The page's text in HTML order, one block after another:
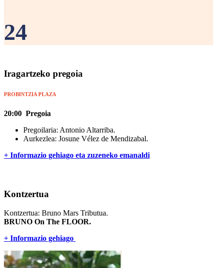
24
Iragartzeko pregoia
PROBINTZIA PLAZA
20:00 Pregoia
Pregoilaria: Antonio Altarriba.
Aurkezlea: Josune Vélez de Mendizabal.
+ Informazio gehiago eta zuzeneko emanaldi
Kontzertua
Kontzertua: Bruno Mars Tributua.
BRUNO On The FLOOR.
+ Informazio gehiago